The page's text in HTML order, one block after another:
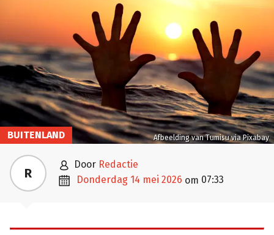
Afbeelding van Tumisu via Pixabay
BUITENLAND
R  door Redactie
 donderdag 14 mei 2026 om 07:33